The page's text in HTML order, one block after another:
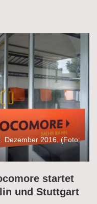
Dezember 2016. (Foto:
startet
und Stuttgart